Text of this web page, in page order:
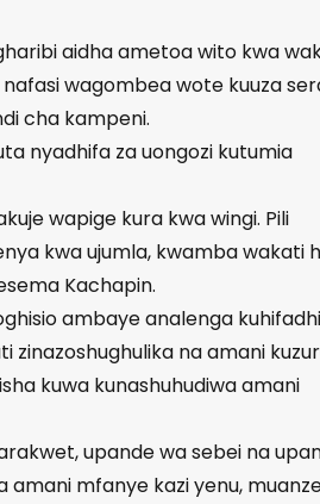
aidha ametoa wito kwa
wagombea wote kuuza
cha kampeni.
nyadhifa za uongozi kutumia
wapige kura kwa wingi. Pili
kwa ujumla, kwamba wakati
Kachapin.
ambaye analenga
na amani
kuwa kunashuhudiwa amani
upande wa sebei na
amani mfanye kazi yenu,